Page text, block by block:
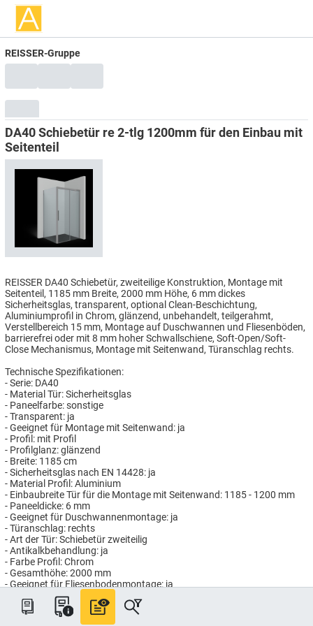
REISSER-Gruppe
DA40 Schiebetür re 2-tlg 1200mm für den Einbau mit
Seitenteil
REISSER DA40 Schiebetür, zweiteilige Konstruktion, Montage mit
Seitenteil, 1185 mm Breite, 2000 mm Höhe, 6 mm dickes
Sicherheitsglas, transparent, optional Clean-Beschichtung,
Aluminiumprofil in Chrom, glänzend, unbehandelt, teilgerahmt,
Verstellbereich 15 mm, Montage auf Duschwannen und Fliesenböden,
barrierefrei oder mit 8 mm hoher Schwallschiene, Soft-Open/Soft-
Close Mechanismus, Montage mit Seitenwand, Türanschlag rechts.
Technische Spezifikationen:
- Serie: DA40
- Material Tür: Sicherheitsglas
- Paneelfarbe: sonstige
- Transparent: ja
- Geeignet für Montage mit Seitenwand: ja
- Profil: mit Profil
- Profilglanz: glänzend
- Breite: 1185 cm
- Sicherheitsglas nach EN 14428: ja
- Material Profil: Aluminium
- Einbaubreite Tür für die Montage mit Seitenwand: 1185 - 1200 mm
- Paneeldicke: 6 mm
- Geeignet für Duschwannenmontage: ja
- Türanschlag: rechts
- Art der Tür: Schiebetür zweiteilig
- Antikalkbehandlung: ja
- Farbe Profil: Chrom
- Gesamthöhe: 2000 mm
- Geeignet für Fliesenbodenmontage: ja
Artikelnummer: HG972900/120